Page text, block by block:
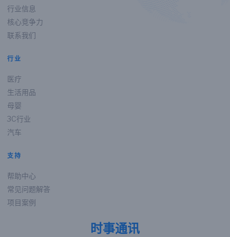
行业信息
核心竞争力
联系我们
行业
医疗
生活用品
母婴
3C行业
汽车
支持
帮助中心
常见问题解答
项目案例
时事通讯